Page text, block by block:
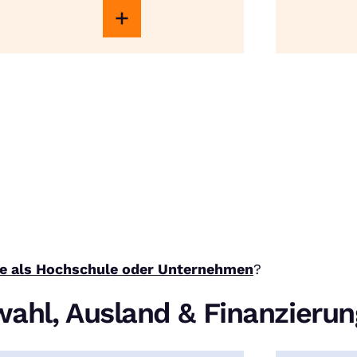
als Hochschule oder Unternehmen?
Ausland &